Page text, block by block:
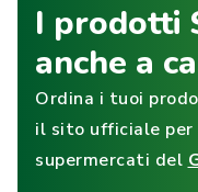
I prodotti
anche a
Ordina i tuoi
il sito ufficiale per
supermercati del